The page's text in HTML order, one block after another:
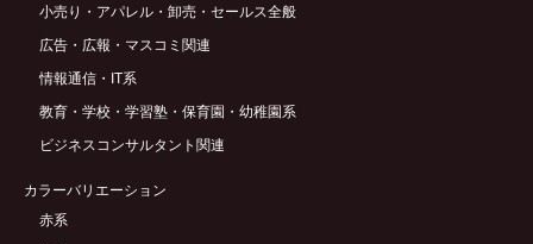
小売り・アパレル・卸売・セールス全般
広告・広報・マスコミ関連
情報通信・IT系
教育・学校・学習塾・保育園・幼稚園系
ビジネスコンサルタント関連
カラーバリエーション
赤系